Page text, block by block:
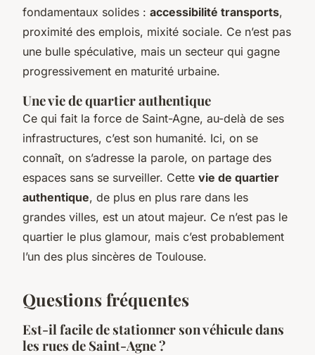
fondamentaux solides : accessibilité transports,
proximité des emplois, mixité sociale. Ce n’est pas
une bulle spéculative, mais un secteur qui gagne
progressivement en maturité urbaine.
Une vie de quartier authentique
Ce qui fait la force de Saint-Agne, au-delà de ses
infrastructures, c’est son humanité. Ici, on se
connaît, on s’adresse la parole, on partage des
espaces sans se surveiller. Cette vie de quartier
authentique, de plus en plus rare dans les
grandes villes, est un atout majeur. Ce n’est pas le
quartier le plus glamour, mais c’est probablement
l’un des plus sincères de Toulouse.
Questions fréquentes
Est-il facile de stationner son véhicule dans
les rues de Saint-Agne ?